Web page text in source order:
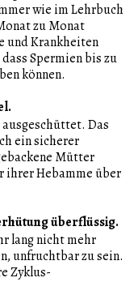
wie im Lehrbuch
zu Monat
und Krankheiten
Spermien bis zu
können.
Das
ein sicherer
Mütter
ihrer Hebamme über
überflüssig.
lang nicht mehr
unfruchtbar zu sein.
Zyklus-